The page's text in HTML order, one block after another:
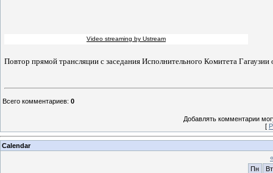
Video streaming by Ustream
Повтор прямой трансляции с заседания Исполнительного Комитета Гагаузии
Всего комментариев: 0
Добавлять комментарии
[
Calendar
«
Пн
Вт